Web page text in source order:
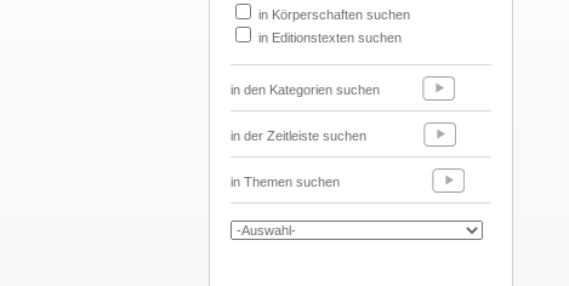
in Körperschaften suchen
in Editionstexten suchen
in den Kategorien suchen
in der Zeitleiste suchen
in Themen suchen